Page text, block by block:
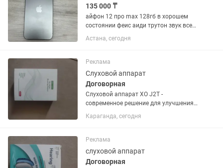
135 000 ₸
айфон 12 про max 128гб в хорошем
состоянии феис аиди трутон звук все
работают идеально емкость 78%
менялся дисплеи на хорошый качество
использую этот айфон минус
пылинки...
Астана, сегодня
Реклама
Слуховой аппарат
Договорная
Слуховой аппарат ХО J2T -
современное решение для улучшения
качества жизни, обеспечивающее
чёткий звук и долговечную работу.
настройте звук под свои...
Караганда, сегодня
Реклама
слуховой аппарат
Договорная